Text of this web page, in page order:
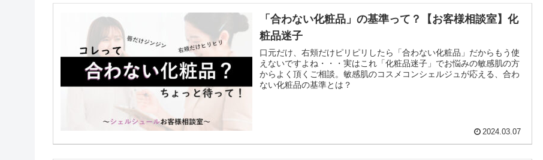
「合わない化粧品」の基準って？【お客様相談室】化
粧品迷子
口元だけ、右頬だけピリピリしたら「合わない化粧品」だからもう使
えないですよね・・・実はこれ「化粧品迷子」でお悩みの敏感肌の方
からよく頂くご相談。敏感肌のコスメコンシェルジュが応える、合わ
ない化粧品の基準とは？
2024.03.07